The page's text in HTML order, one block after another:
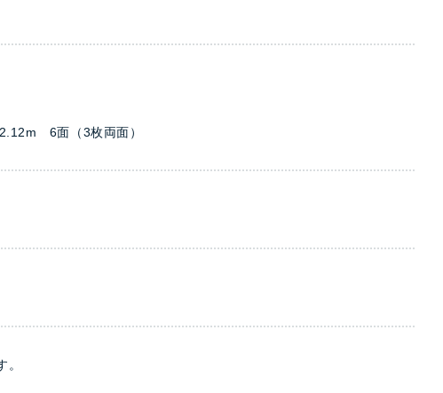
6面（3枚両面）
。